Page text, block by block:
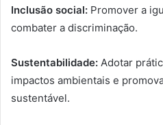
Inclusão social: Promover a
combater a discriminação.
Sustentabilidade: Adotar
impactos ambientais e
sustentável.